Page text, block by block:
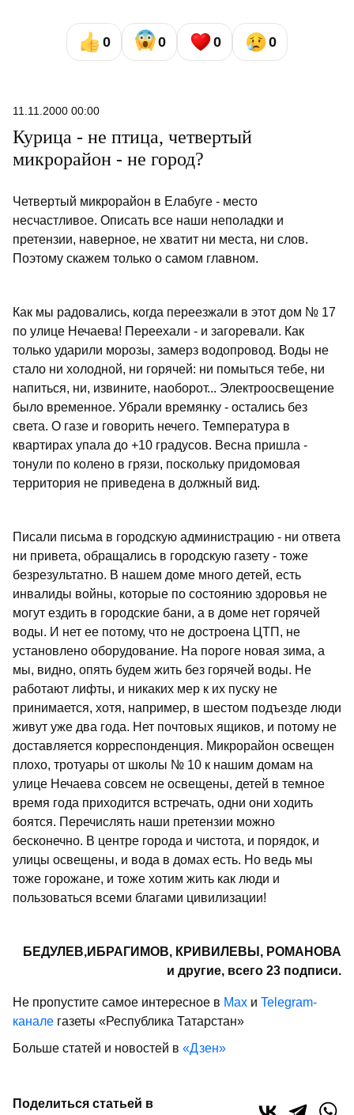
0 0 0 0
11.11.2000 00:00
Курица - не птица, четвертый
микрорайон - не город?
Четвертый микрорайон в Елабуге - место
несчастливое. Описать все наши неполадки и
претензии, наверное, не хватит ни места, ни слов.
Поэтому скажем только о самом главном.
Как мы радовались, когда переезжали в этот дом № 17
по улице Нечаева! Переехали - и загоревали. Как
только ударили морозы, замерз водопровод. Воды не
стало ни холодной, ни горячей: ни помыться тебе, ни
напиться, ни, извините, наоборот... Электроосвещение
было временное. Убрали времянку - остались без
света. О газе и говорить нечего. Температура в
квартирах упала до +10 градусов. Весна пришла -
тонули по колено в грязи, поскольку придомовая
территория не приведена в должный вид.
Писали письма в городскую администрацию - ни ответа
ни привета, обращались в городскую газету - тоже
безрезультатно. В нашем доме много детей, есть
инвалиды войны, которые по состоянию здоровья не
могут ездить в городские бани, а в доме нет горячей
воды. И нет ее потому, что не достроена ЦТП, не
установлено оборудование. На пороге новая зима, а
мы, видно, опять будем жить без горячей воды. Не
работают лифты, и никаких мер к их пуску не
принимается, хотя, например, в шестом подъезде люди
живут уже два года. Нет почтовых ящиков, и потому не
доставляется корреспонденция. Микрорайон освещен
плохо, тротуары от школы № 10 к нашим домам на
улице Нечаева совсем не освещены, детей в темное
время года приходится встречать, одни они ходить
боятся. Перечислять наши претензии можно
бесконечно. В центре города и чистота, и порядок, и
улицы освещены, и вода в домах есть. Но ведь мы
тоже горожане, и тоже хотим жить как люди и
пользоваться всеми благами цивилизации!
БЕДУЛЕВ,ИБРАГИМОВ, КРИВИЛЕВЫ, РОМАНОВА
и другие, всего 23 подписи.
Не пропустите самое интересное в Max и Telegram-
канале газеты «Республика Татарстан»
Больше статей и новостей в «Дзен»
Поделиться статьей в